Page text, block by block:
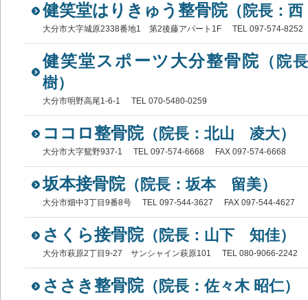
健笑堂はりきゅう整骨院（院長：
大分市大字城原2338番地1 第2後藤アパート1F TEL 097-574-8252
健笑堂スポーツ大分整骨院 （院
樹）
大分市明野高尾1-6-1 TEL 070-5480-0259
ココロ整骨院（院長：北山 凌大）
大分市大字鴛野937-1 TEL 097-574-6668 FAX 097-574-6668
坂本接骨院（院長：坂本 留美）
大分市畑中3丁目9番8号 TEL 097-544-3627 FAX 097-544-4627
さくら接骨院（院長：山下 知佳）
大分市萩原2丁目9-27 サンシャイン萩原101 TEL 080-9066-2242
ささき整骨院（院長：佐々木 昭仁）